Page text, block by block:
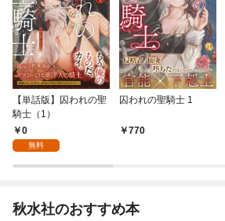
【単話版】囚われの聖
騎士（1）
0
無料
囚われの聖騎士 1
770
秋水社のおすすめ本